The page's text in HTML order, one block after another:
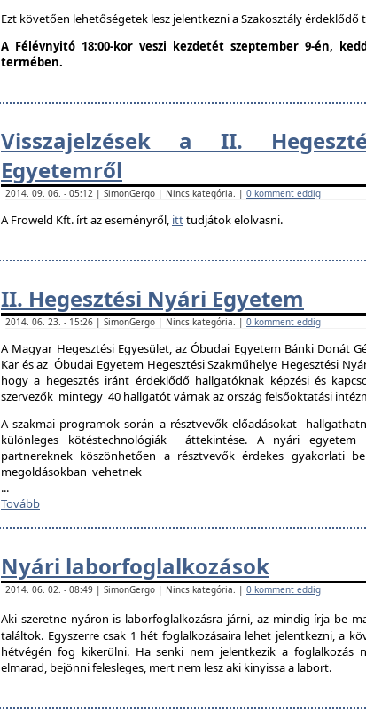
Ezt követően lehetőségetek lesz jelentkezni a Szakosztály érdeklődő
A Félévnyitó 18:00-kor veszi kezdetét szeptember 9-én,
termében.
Visszajelzések a II.
Egyetemről
2014. 09. 06. - 05:12 | SimonGergo | Nincs kategória. | 0 komment eddig
A Froweld Kft. írt az eseményről, itttudjátok elolvasni.
II. Hegesztési Nyári Egyetem
2014. 06. 23. - 15:26 | SimonGergo | Nincs kategória. | 0 komment eddig
A Magyar Hegesztési Egyesület, az Óbudai Egyetem Bánki Donát
Kar és az Óbudai Egyetem Hegesztési Szakműhelye Hegesztési
hogy a hegesztés iránt érdeklődő hallgatóknak képzési és
szervezők mintegy 40 hallgatót várnak az ország felsőoktatási
A szakmai programok során a résztvevők előadásokat
különleges kötéstechnológiák áttekintése. A nyári egyetem
partnereknek köszönhetően a résztvevők érdekes gyakorlati
megoldásokban vehetnek
...
Tovább
Nyári laborfoglalkozások
2014. 06. 02. - 08:49 | SimonGergo | Nincs kategória. | 0 komment eddig
Aki szeretne nyáron is laborfoglalkozásra járni, az mindig írja be
találtok. Egyszerre csak 1 hét foglalkozásaira lehet jelentkezni, a
hétvégén fog kikerülni. Ha senki nem jelentkezik a foglalkozás
elmarad, bejönni felesleges, mert nem lesz aki kinyissa a labort.